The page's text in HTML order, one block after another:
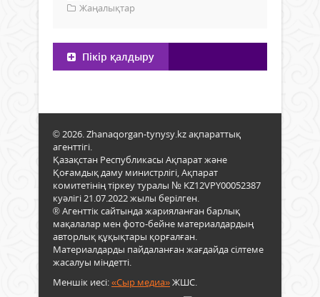
Жаңалықтар
Пікір қалдыру
© 2026. Zhanaqorgan-tynysy.kz ақпараттық
агенттігі.
Қазақстан Республикасы Ақпарат және
Қоғамдық даму министрлігі, Ақпарат
комитетінің тіркеу туралы № KZ12VPY00052387
куәлігі 21.07.2022 жылы берілген.
® Агенттік сайтында жарияланған барлық
мақалалар мен фото-бейне материалдардың
авторлық құқықтары қорғалған.
Материалдарды пайдаланған жағдайда сілтеме
жасалуы міндетті.
Меншік иесі:«Сыр медиа»ЖШС.